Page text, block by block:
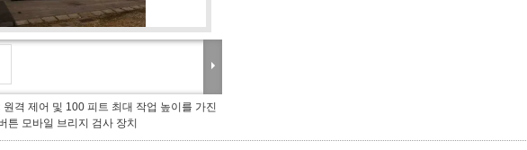
원격 제어 및 100 피트 최대 작업 높이를 가진
튼 모바일 브리지 검사 장치